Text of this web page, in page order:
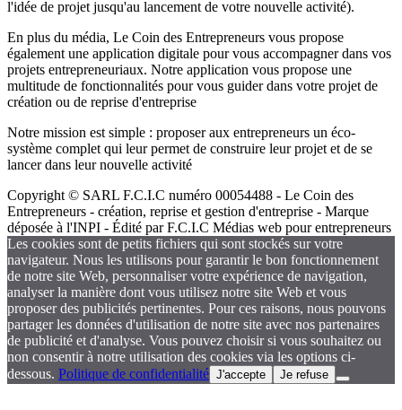
l'idée de projet jusqu'au lancement de votre nouvelle activité).
En plus du média, Le Coin des Entrepreneurs vous propose
également une application digitale pour vous accompagner dans vos
projets entrepreneuriaux. Notre application vous propose une
multitude de fonctionnalités pour vous guider dans votre projet de
création ou de reprise d'entreprise
Notre mission est simple : proposer aux entrepreneurs un éco-
système complet qui leur permet de construire leur projet et de se
lancer dans leur nouvelle activité
Copyright © SARL F.C.I.C numéro 00054488 - Le Coin des
Entrepreneurs - création, reprise et gestion d'entreprise - Marque
déposée à l'INPI - Édité par F.C.I.C Médias web pour entrepreneurs
Les cookies sont de petits fichiers qui sont stockés sur votre
navigateur. Nous les utilisons pour garantir le bon fonctionnement
de notre site Web, personnaliser votre expérience de navigation,
analyser la manière dont vous utilisez notre site Web et vous
proposer des publicités pertinentes. Pour ces raisons, nous pouvons
partager les données d'utilisation de notre site avec nos partenaires
de publicité et d'analyse. Vous pouvez choisir si vous souhaitez ou
non consentir à notre utilisation des cookies via les options ci-
dessous. Politique de confidentialité J'accepte Je refuse